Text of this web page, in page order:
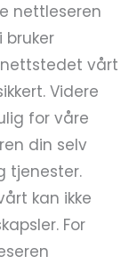
nettleseren
vårt
Videre
for våre
din selv
tjenester.
kan ikke
For